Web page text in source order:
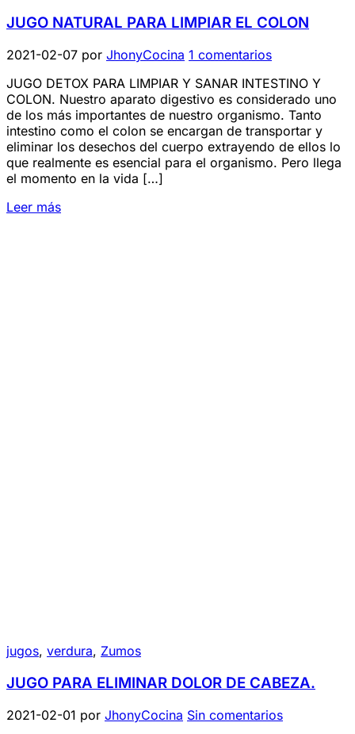
JUGO NATURAL PARA LIMPIAR EL COLON
2021-02-07 por JhonyCocina 1 comentarios
JUGO DETOX PARA LIMPIAR Y SANAR INTESTINO Y
COLON. Nuestro aparato digestivo es considerado uno
de los más importantes de nuestro organismo. Tanto
intestino como el colon se encargan de transportar y
eliminar los desechos del cuerpo extrayendo de ellos lo
que realmente es esencial para el organismo. Pero llega
el momento en la vida […]
Leer más
jugos, verdura, Zumos
JUGO PARA ELIMINAR DOLOR DE CABEZA.
2021-02-01 por JhonyCocina Sin comentarios